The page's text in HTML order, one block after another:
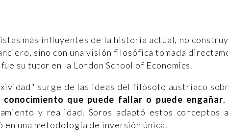
más influyentes de la historia actual, no
sino con una visión filosófica tomada
su tutor en la London School of Economics.
surge de las ideas del filósofo austriaco
conocimiento que puede fallar o puede engañar
y realidad. Soros adaptó estos conceptos
una metodología de inversión única.